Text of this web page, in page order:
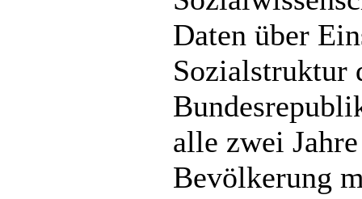
Daten über
Sozialstruktur
alle zwei
Bevölkerung